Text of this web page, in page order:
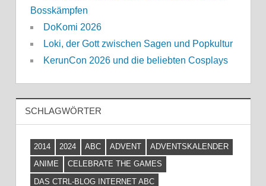
Bosskämpfen
DoKomi 2026
Loki, der Gott zwischen Sagen und Popkultur
KerunCon 2026 und die beliebten Cosplays
SCHLAGWÖRTER
2014 2024 ABC ADVENT
ADVENTSKALENDER
ANIME
CELEBRATE THE GAMES
DAS CTRL-BLOG INTERNET ABC